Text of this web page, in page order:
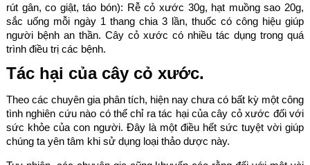
rút gân, co giật, táo bón): Rễ cỏ xước 30g, hạt muồng sao 20g,
sắc uống mỗi ngày 1 thang chia 3 lần, thuốc có công hiệu giúp
người bệnh an thần. Cây cỏ xước có nhiều tác dụng trong quá
trình điều trị các bệnh.
Tác hại của cây cỏ xước.
Theo các chuyên gia phân tích, hiện nay chưa có bất kỳ một công
tình nghiên cứu nào có thể chỉ ra tác hại của cây cỏ xước đối với
sức khỏe của con người. Đây là một điều hết sức tuyệt vời giúp
chúng ta yên tâm khi sử dụng loại thảo dược này.